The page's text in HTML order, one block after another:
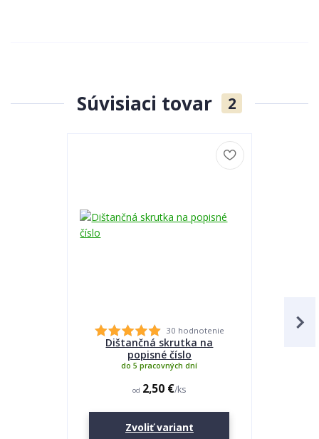
Súvisiaci tovar 2
30 hodnotenie
Dištančná skrutka na
popisné číslo
od 2,50 €/ks
do 5 pracovných dní
Zvoliť variant